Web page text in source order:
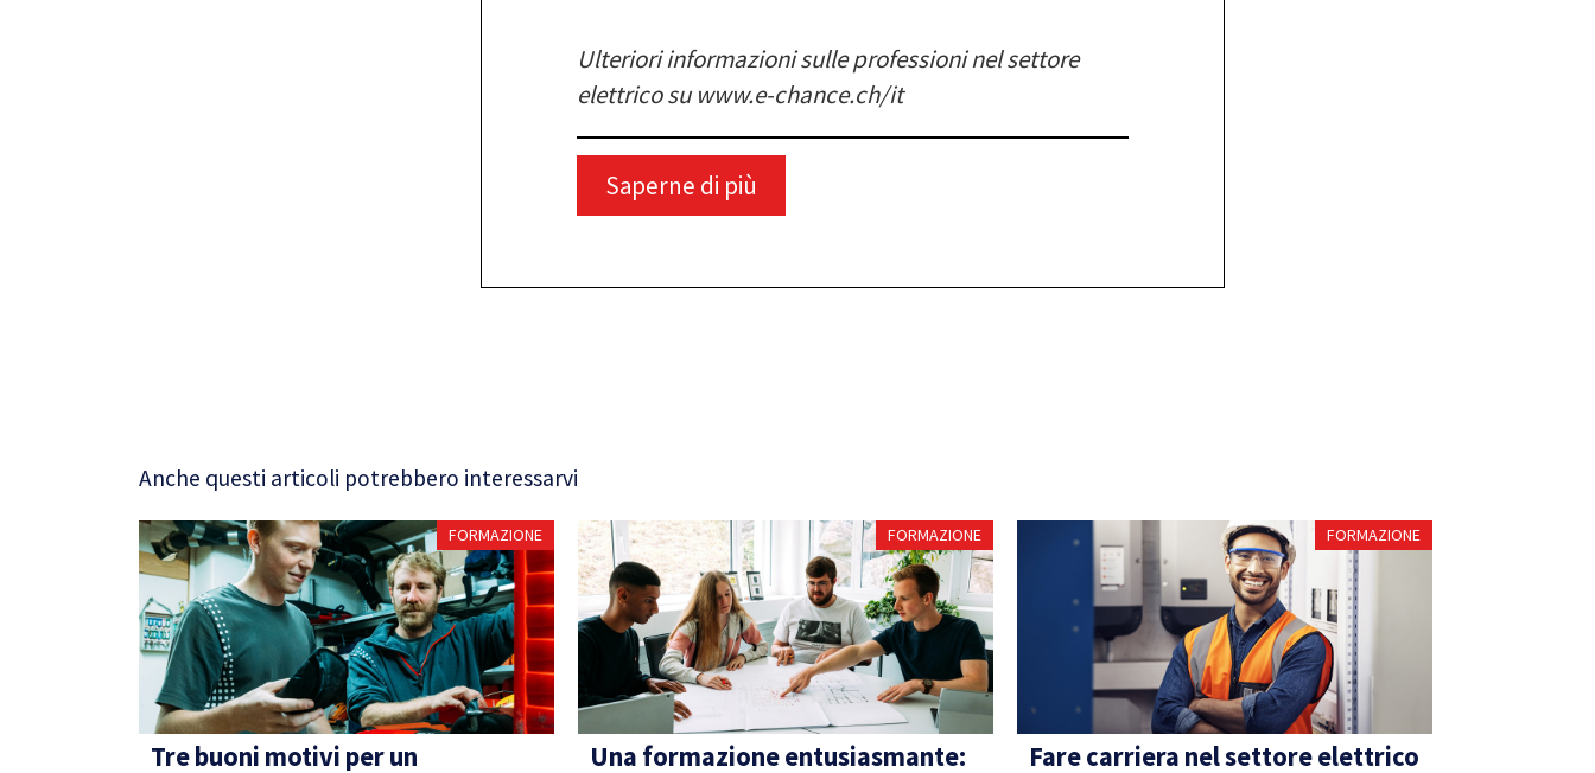
Ulteriori informazioni sulle professioni nel settore
elettrico su www.e-chance.ch/it
Saperne di più
Anche questi articoli potrebbero interessarvi
FORMAZIONE
Tre buoni motivi per un
FORMAZIONE
Una formazione entusiasmante:
FORMAZIONE
Fare carriera nel settore elettrico